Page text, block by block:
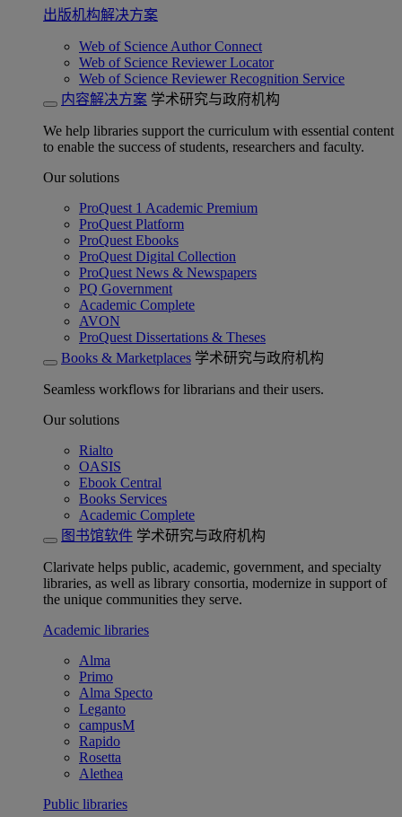
出版机构解决方案
Web of Science Author Connect
Web of Science Reviewer Locator
Web of Science Reviewer Recognition Service
内容解决方案 学术研究与政府机构
We help libraries support the curriculum with essential content
to enable the success of students, researchers and faculty.
Our solutions
ProQuest 1 Academic Premium
ProQuest Platform
ProQuest Ebooks
ProQuest Digital Collection
ProQuest News & Newspapers
PQ Government
Academic Complete
AVON
ProQuest Dissertations & Theses
Books & Marketplaces 学术研究与政府机构
Seamless workflows for librarians and their users.
Our solutions
Rialto
OASIS
Ebook Central
Books Services
Academic Complete
图书馆软件 学术研究与政府机构
Clarivate helps public, academic, government, and specialty
libraries, as well as library consortia, modernize in support of
the unique communities they serve.
Academic libraries
Alma
Primo
Alma Specto
Leganto
campusM
Rapido
Rosetta
Alethea
Public libraries